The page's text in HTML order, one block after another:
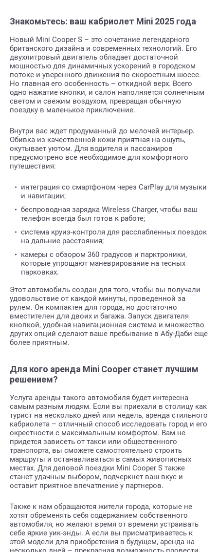
Знакомьтесь: ваш кабриолет Mini 2025 года
Новый Mini Cooper S – это сочетание легендарного
британского дизайна и современных технологий. Его
двухлитровый двигатель обладает достаточной
мощностью для динамичных ускорений в городском
потоке и уверенного движения по скоростным шоссе.
Но главная его особенность – откидной верх. Всего
одно нажатие кнопки, и салон наполняется солнечным
светом и свежим воздухом, превращая обычную
поездку в маленькое приключение.
Внутри вас ждет продуманный до мелочей интерьер.
Обивка из качественной кожи приятная на ощупь,
окутывает уютом. Для водителя и пассажиров
предусмотрено все необходимое для комфортного
путешествия:
интеграция со смартфоном через CarPlay для музыки
и навигации;
беспроводная зарядка Wireless Charger, чтобы ваш
телефон всегда был готов к работе;
система круиз-контроля для расслабленных поездок
на дальние расстояния;
камеры с обзором 360 градусов и парктроники,
которые упрощают маневрирование на тесных
парковках.
Этот автомобиль создан для того, чтобы вы получали
удовольствие от каждой минуты, проведенной за
рулем. Он компактен для города, но достаточно
вместителен для двоих и багажа. Запуск двигателя
кнопкой, удобная навигационная система и множество
других опций сделают ваше пребывание в Абу-Даби еще
более приятным.
Для кого аренда Mini Cooper станет лучшим
решением?
Услуга аренды такого автомобиля будет интересна
самым разным людям. Если вы приехали в столицу как
турист на несколько дней или недель, аренда стильного
кабриолета – отличный способ исследовать город и его
окрестности с максимальным комфортом. Вам не
придется зависеть от такси или общественного
транспорта, вы сможете самостоятельно строить
маршруты и останавливаться в самых живописных
местах. Для деловой поездки Mini Cooper S также
станет удачным выбором, подчеркнет ваш вкус и
оставит приятное впечатление у партнеров.
Также к нам обращаются жители города, которые не
хотят обременять себя содержанием собственного
автомобиля, но желают время от времени устраивать
себе яркие уик-энды. А если вы присматриваетесь к
этой модели для приобретения в будущем, аренда на